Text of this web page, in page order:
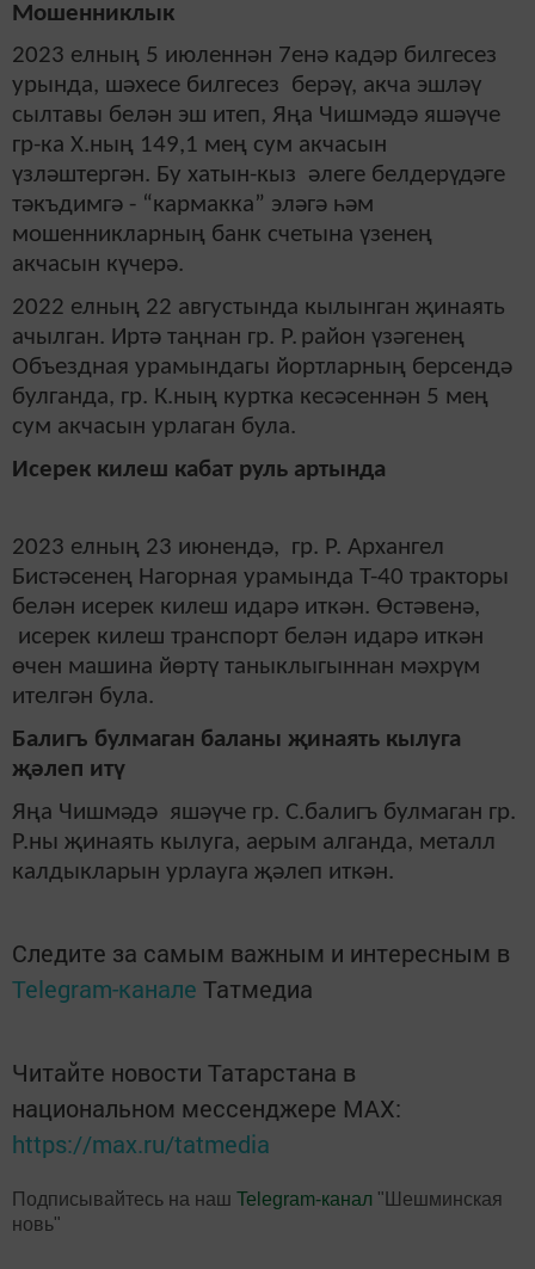
Мошенниклык
2023 елның 5 июленнән 7енә кадәр билгесез
урында, шәхесе билгесез берәү, акча эшләү
сылтавы белән эш итеп, Яңа Чишмәдә яшәүче
гр-ка Х.ның 149,1 мең сум акчасын
үзләштергән. Бу хатын-кыз әлеге белдерүдәге
тәкъдимгә - “кармакка” эләгә һәм
мошенникларның банк счетына үзенең
акчасын күчерә.
2022 елның 22 августында кылынган җинаять
ачылган. Иртә таңнан гр. Р. район үзәгенең
Объездная урамындагы йортларның берсендә
булганда, гр. К.ның куртка кесәсеннән 5 мең
сум акчасын урлаган була.
Исерек килеш кабат руль артында
2023 елның 23 июнендә, гр. Р. Архангел
Бистәсенең Нагорная урамында Т-40 тракторы
белән исерек килеш идарә иткән. Өстәвенә,
исерек килеш транспорт белән идарә иткән
өчен машина йөртү таныклыгыннан мәхрүм
ителгән була.
Балигъ булмаган баланы җинаять кылуга
җәлеп итү
Яңа Чишмәдә яшәүче гр. С.балигъ булмаган гр.
Р.ны җинаять кылуга, аерым алганда, металл
калдыкларын урлауга җәлеп иткән.
Следите за самым важным и интересным в
Telegram-канале Татмедиа
Читайте новости Татарстана в
национальном мессенджере MАХ:
https://max.ru/tatmedia
Подписывайтесь на наш Telegram-канал "Шешминская
новь"